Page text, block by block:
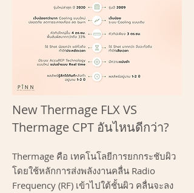
New Thermage FLX VS
Thermage CPT อันไหนดีกว่า?
Thermage คือ เทคโนโลยีการยกกระชับผิว
โดยใช้หลักการส่งพลังงานคลื่น Radio
Frequency (RF) เข้าไปใต้ชั้นผิว คลื่นจะลง